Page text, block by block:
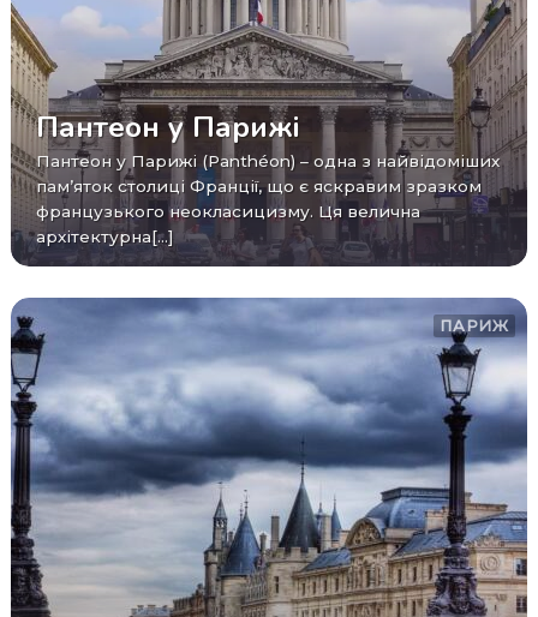
Пантеон у Парижі
Пантеон у Парижі (Panthéon) – одна з найвідоміших
пам’яток столиці Франції, що є яскравим зразком
французького неокласицизму. Ця велична
архітектурна[...]
ПАРИЖ